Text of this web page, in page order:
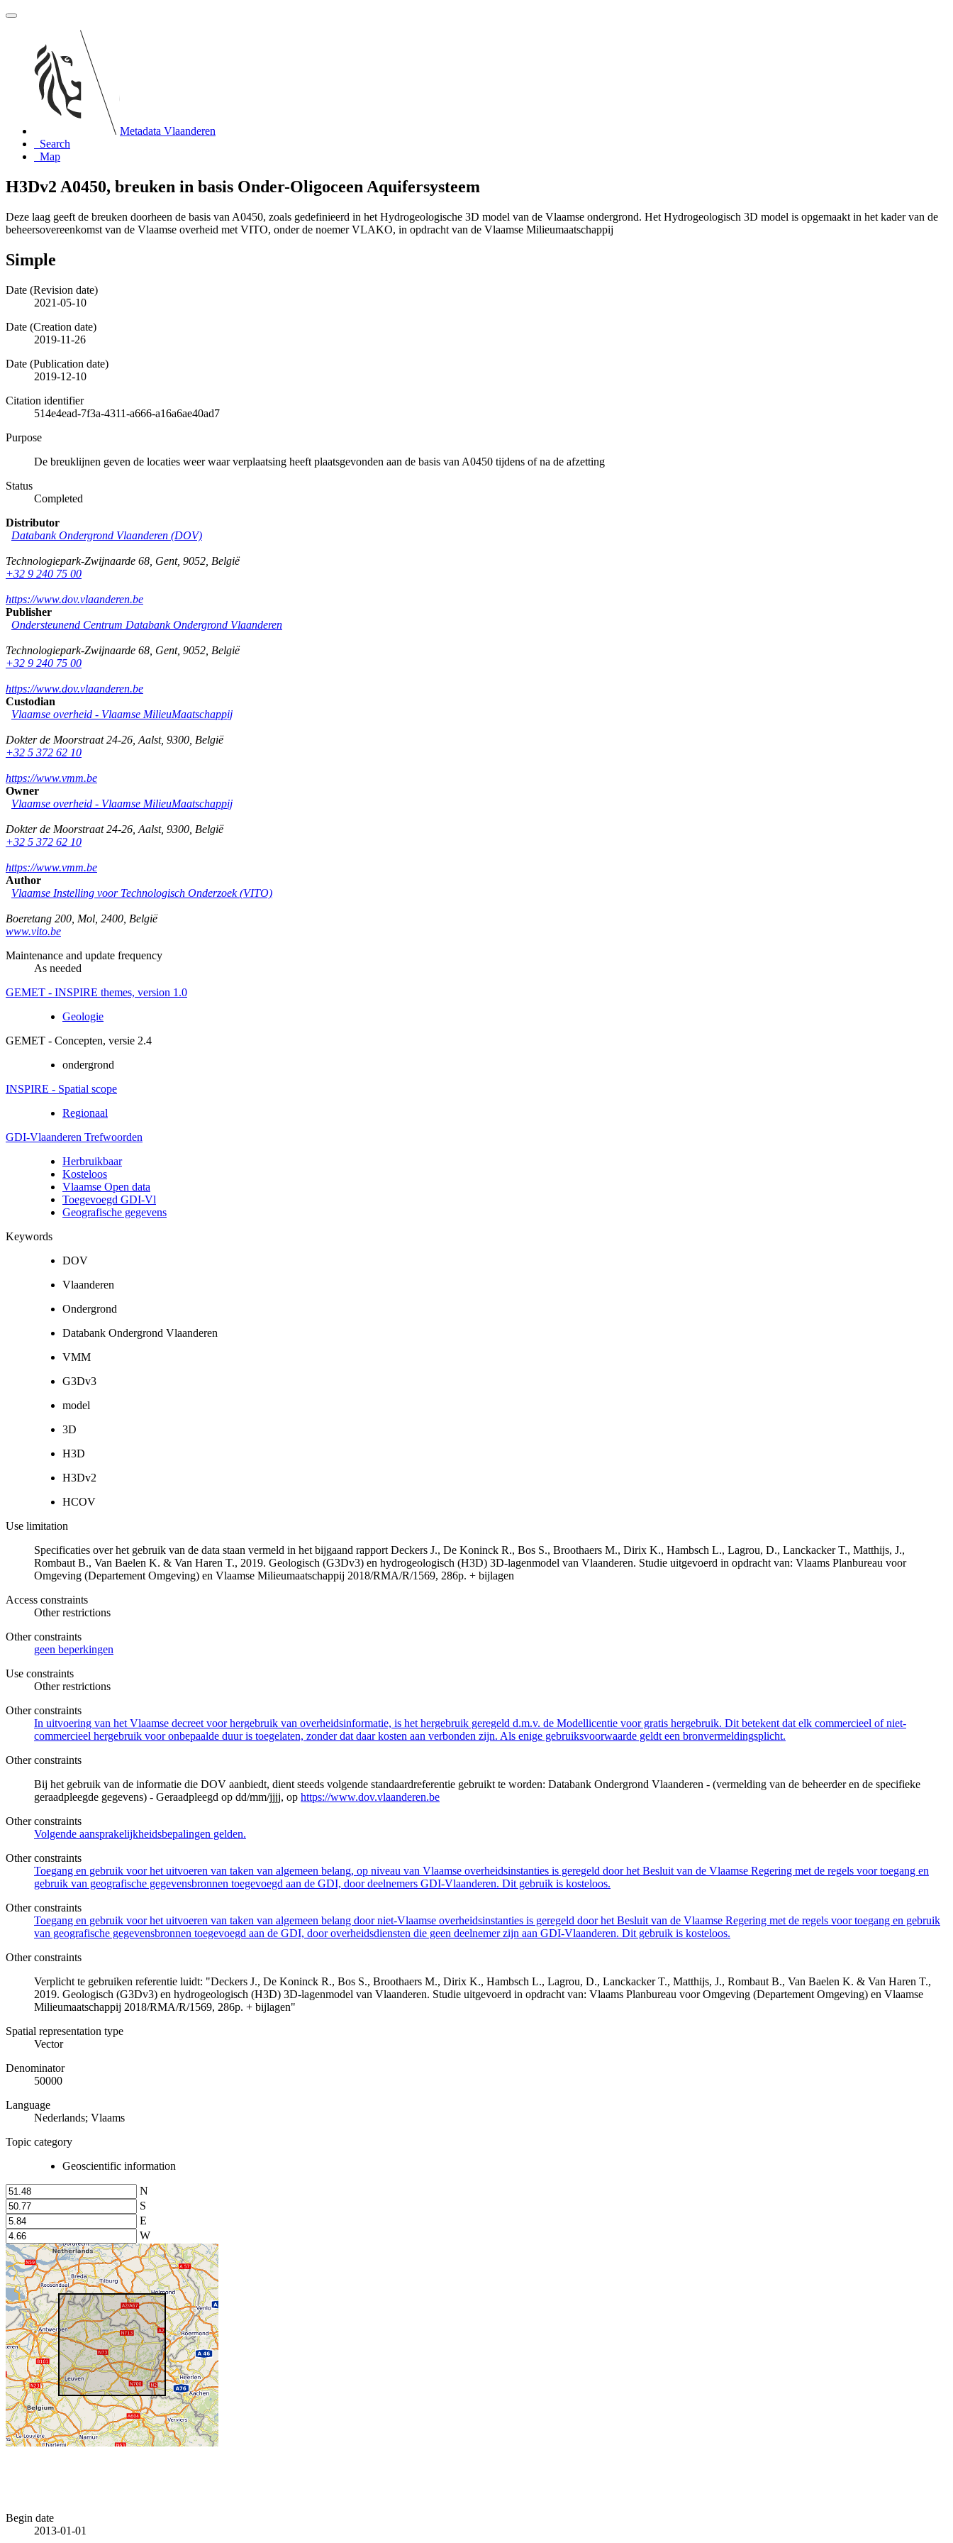
Metadata Vlaanderen
Search
Map
H3Dv2 A0450, breuken in basis Onder-Oligoceen Aquifersysteem
Deze laag geeft de breuken doorheen de basis van A0450, zoals gedefinieerd in het Hydrogeologische 3D model van de Vlaamse ondergrond. Het Hydrogeologisch 3D model is opgemaakt in het kader van de
beheersovereenkomst van de Vlaamse overheid met VITO, onder de noemer VLAKO, in opdracht van de Vlaamse Milieumaatschappij
Simple
Date (Revision date)
2021-05-10
Date (Creation date)
2019-11-26
Date (Publication date)
2019-12-10
Citation identifier
514e4ead-7f3a-4311-a666-a16a6ae40ad7
Purpose
De breuklijnen geven de locaties weer waar verplaatsing heeft plaatsgevonden aan de basis van A0450 tijdens of na de afzetting
Status
Completed
Distributor
Databank Ondergrond Vlaanderen (DOV)
Technologiepark-Zwijnaarde 68 Gent, 9052 België
+32 9 240 75 00
https://www.dov.vlaanderen.be
Publisher
Ondersteunend Centrum Databank Ondergrond Vlaanderen
Technologiepark-Zwijnaarde 68 Gent, 9052 België
+32 9 240 75 00
https://www.dov.vlaanderen.be
Custodian
Vlaamse overheid - Vlaamse MilieuMaatschappij
Dokter de Moorstraat 24-26 Aalst, 9300 België
+32 5 372 62 10
https://www.vmm.be
Owner
Vlaamse overheid - Vlaamse MilieuMaatschappij
Dokter de Moorstraat 24-26 Aalst, 9300 België
+32 5 372 62 10
https://www.vmm.be
Author
Vlaamse Instelling voor Technologisch Onderzoek (VITO)
Boeretang 200 Mol 2400 België
www.vito.be
Maintenance and update frequency
As needed
GEMET - INSPIRE themes, version 1.0
Geologie
GEMET - Concepten, versie 2.4
ondergrond
INSPIRE - Spatial scope
Regionaal
GDI-Vlaanderen Trefwoorden
Herbruikbaar
Kosteloos
Vlaamse Open data
Toegevoegd GDI-Vl
Geografische gegevens
Keywords
DOV
Vlaanderen
Ondergrond
Databank Ondergrond Vlaanderen
VMM
G3Dv3
model
3D
H3D
H3Dv2
HCOV
Use limitation
Specificaties over het gebruik van de data staan vermeld in het bijgaand rapport Deckers J., De Koninck R., Bos S., Broothaers M., Dirix K., Hambsch L., Lagrou, D., Lanckacker T., Matthijs, J.,
Rombaut B., Van Baelen K. & Van Haren T., 2019. Geologisch (G3Dv3) en hydrogeologisch (H3D) 3D-lagenmodel van Vlaanderen. Studie uitgevoerd in opdracht van: Vlaams Planbureau voor
Omgeving (Departement Omgeving) en Vlaamse Milieumaatschappij 2018/RMA/R/1569, 286p. + bijlagen
Access constraints
Other restrictions
Other constraints
geen beperkingen
Use constraints
Other restrictions
Other constraints
In uitvoering van het Vlaamse decreet voor hergebruik van overheidsinformatie, is het hergebruik geregeld d.m.v. de Modellicentie voor gratis hergebruik. Dit betekent dat elk commercieel of niet-
commercieel hergebruik voor onbepaalde duur is toegelaten, zonder dat daar kosten aan verbonden zijn. Als enige gebruiksvoorwaarde geldt een bronvermeldingsplicht.
Other constraints
Bij het gebruik van de informatie die DOV aanbiedt, dient steeds volgende standaardreferentie gebruikt te worden: Databank Ondergrond Vlaanderen - (vermelding van de beheerder en de specifieke
geraadpleegde gegevens) - Geraadpleegd op dd/mm/jjjj, op https://www.dov.vlaanderen.be
Other constraints
Volgende aansprakelijkheidsbepalingen gelden.
Other constraints
Toegang en gebruik voor het uitvoeren van taken van algemeen belang, op niveau van Vlaamse overheidsinstanties is geregeld door het Besluit van de Vlaamse Regering met de regels voor toegang en
gebruik van geografische gegevensbronnen toegevoegd aan de GDI, door deelnemers GDI-Vlaanderen. Dit gebruik is kosteloos.
Other constraints
Toegang en gebruik voor het uitvoeren van taken van algemeen belang door niet-Vlaamse overheidsinstanties is geregeld door het Besluit van de Vlaamse Regering met de regels voor toegang en gebruik
van geografische gegevensbronnen toegevoegd aan de GDI, door overheidsdiensten die geen deelnemer zijn aan GDI-Vlaanderen. Dit gebruik is kosteloos.
Other constraints
Verplicht te gebruiken referentie luidt: "Deckers J., De Koninck R., Bos S., Broothaers M., Dirix K., Hambsch L., Lagrou, D., Lanckacker T., Matthijs, J., Rombaut B., Van Baelen K. & Van Haren T.,
2019. Geologisch (G3Dv3) en hydrogeologisch (H3D) 3D-lagenmodel van Vlaanderen. Studie uitgevoerd in opdracht van: Vlaams Planbureau voor Omgeving (Departement Omgeving) en Vlaamse
Milieumaatschappij 2018/RMA/R/1569, 286p. + bijlagen"
Spatial representation type
Vector
Denominator
50000
Language
Nederlands; Vlaams
Topic category
Geoscientific information
N
S
E
W
Begin date
2013-01-01